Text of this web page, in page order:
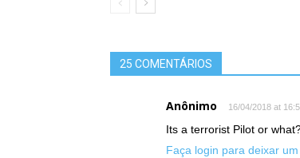
25 COMENTÁRIOS
Anônimo 16/04/2018 at
Its a terrorist Pilot or
Faça login para deixar